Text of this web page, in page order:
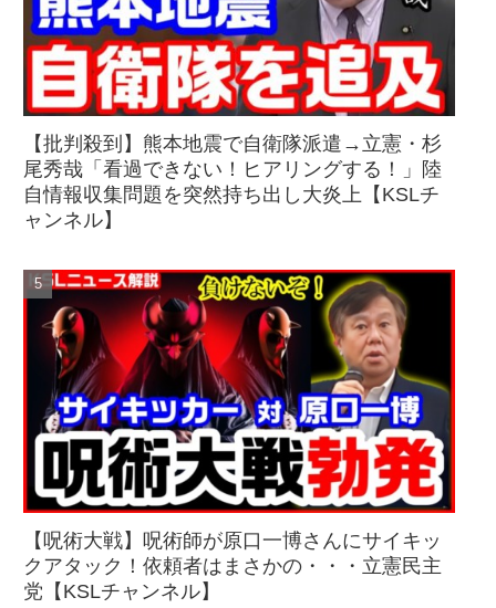
【批判殺到】熊本地震で自衛隊派遣→立憲・杉
尾秀哉「看過できない！ヒアリングする！」陸
自情報収集問題を突然持ち出し大炎上【KSLチ
ャンネル】
【呪術大戦】呪術師が原口一博さんにサイキッ
クアタック！依頼者はまさかの・・・立憲民主
党【KSLチャンネル】